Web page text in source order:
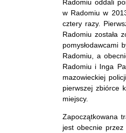
Radomiu oddali
w Radomiu w
cztery razy.
Radomiu została
pomysłodawcami
Radomiu, a
Radomiu i Inga
mazowieckiej
pierwszej zbiórce
miejscy.
Zapoczątkowana
jest obecnie przez